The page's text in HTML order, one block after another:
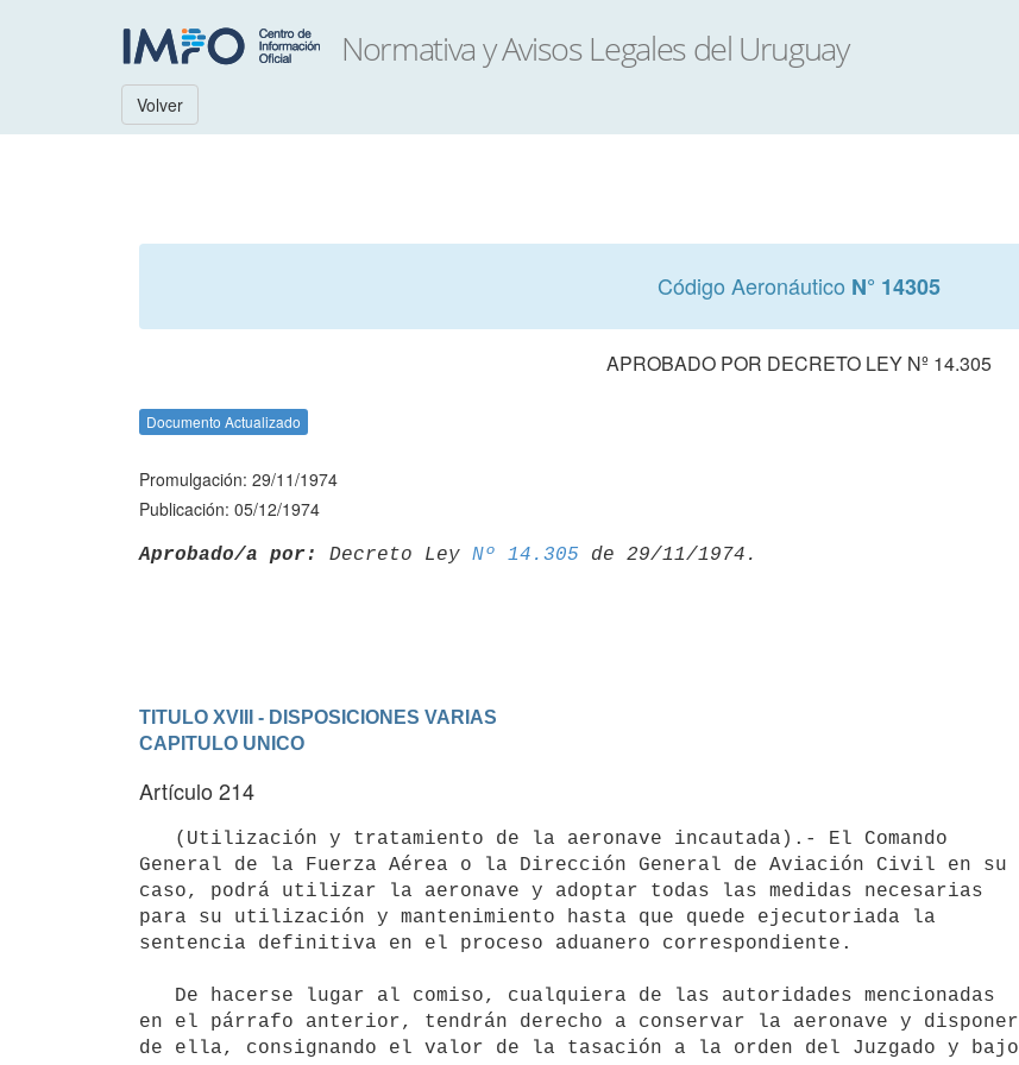
Volver
Código Aeronáutico N° 14305
APROBADO POR DECRETO LEY Nº 14.305
Documento Actualizado
Promulgación: 29/11/1974
Publicación: 05/12/1974
Aprobado/a por: Decreto Ley Nº 14.305
TITULO XVIII - DISPOSICIONES VARIAS
CAPITULO UNICO
Artículo 214
General de la Fuerza Aérea o la Dirección General de Aviación Civil en su
caso, podrá utilizar la aeronave y adoptar todas las medidas necesarias
para su utilización y mantenimiento hasta que quede ejecutoriada la
sentencia definitiva en el proceso aduanero correspondiente.
en el párrafo anterior, tendrán derecho a conservar la aeronave y disponer
de ella, consignando el valor de la tasación a la orden del Juzgado y bajo